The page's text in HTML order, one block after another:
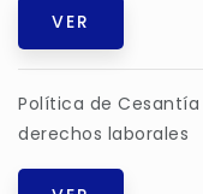
VER
Política de
derechos laborales